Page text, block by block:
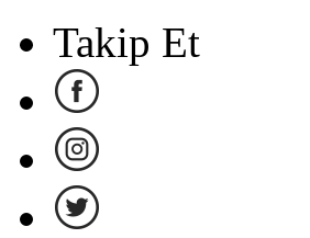
Takip Et